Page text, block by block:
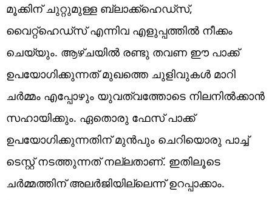
മൂക്കിന് ചുറ്റുമുള്ള ബ്ലാക്ക്ഹെഡ്സ്,
വൈറ്റ്ഹെഡ്സ് എന്നിവ എളുപ്പത്തിൽ നീക്കം
ചെയ്യും. ആഴ്ചയിൽ രണ്ടു തവണ ഈ പാക്ക്
ഉപയോഗിക്കുന്നത് മുഖത്തെ ചുളിവുകൾ മാറി
ചർമ്മം എപ്പോഴും യുവത്വത്തോടെ നിലനിൽക്കാൻ
സഹായിക്കും. ഏതൊരു ഫേസ് പാക്ക്
ഉപയോഗിക്കുന്നതിന് മുൻപും ചെറിയൊരു പാച്ച്
ടെസ്റ്റ് നടത്തുന്നത് നല്ലതാണ്. ഇതിലൂടെ
ചർമ്മത്തിന് അലർജിയില്ലെന്ന് ഉറപ്പാക്കാം.